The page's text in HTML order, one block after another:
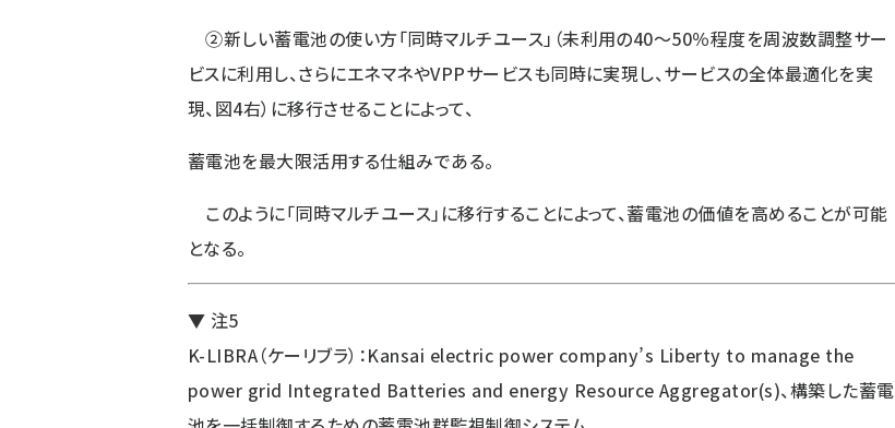
②新しい蓄電池の使い方「同時マルチユース」（未利用の40〜50％程度を周波数調整サー
ビスに利用し、さらにエネマネやVPPサービスも同時に実現し、サービスの全体最適化を実
現、図4右）に移行させることによって、
蓄電池を最大限活用する仕組みである。
このように「同時マルチユース」に移行することによって、蓄電池の価値を高めることが可能
となる。
▼ 注5
K-LIBRA（ケーリブラ）：Kansai electric power company’s Liberty to manage the
power grid Integrated Batteries and energy Resource Aggregator(s)、構築した蓄電